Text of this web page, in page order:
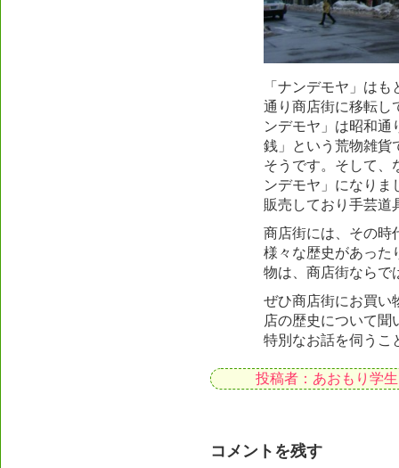
「ナンデモヤ」は
通り商店街に移転し
ンデモヤ」は昭和通
銭」という荒物雑貨
そうです。そして、
ンデモヤ」になりま
販売しており手芸道
商店街には、その時
様々な歴史があった
物は、商店街ならで
ぜひ商店街にお買い
店の歴史について聞
特別なお話を伺うこ
投稿者：あおもり学
コメントを残す